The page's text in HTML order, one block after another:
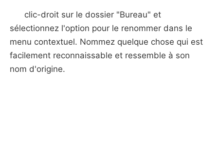
clic-droit sur le dossier "Bureau" et
sélectionnez l'option pour le renommer dans le
menu contextuel. Nommez quelque chose qui est
facilement reconnaissable et ressemble à son
nom d'origine.